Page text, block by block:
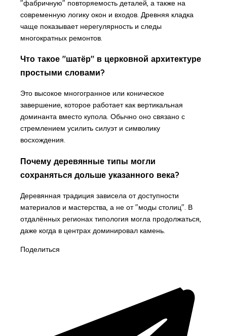
"фабричную" повторяемость деталей, а также на
современную логику окон и входов. Древняя кладка
чаще показывает нерегулярность и следы
многократных ремонтов.
Что такое "шатёр" в церковной архитектуре
простыми словами?
Это высокое многогранное или коническое
завершение, которое работает как вертикальная
доминанта вместо купола. Обычно оно связано с
стремлением усилить силуэт и символику
восхождения.
Почему деревянные типы могли
сохраняться дольше указанного века?
Деревянная традиция зависела от доступности
материалов и мастерства, а не от "моды столиц". В
отдалённых регионах типология могла продолжаться,
даже когда в центрах доминировал камень.
Поделиться